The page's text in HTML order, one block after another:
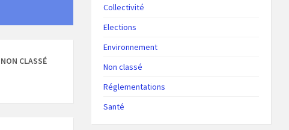
NON CLASSÉ
Collectivité
Elections
Environnement
Non classé
Réglementations
Santé